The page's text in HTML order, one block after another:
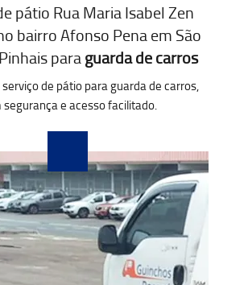
pátio Rua Maria Isabel Zen
bairro Afonso Pena em São
paraguarda de carros
de pátio para guarda de carros,
segurança e acesso facilitado.